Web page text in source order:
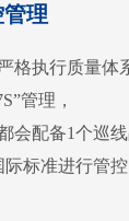
理
格执行质量体
管理，
会配备1个巡
标准进行管控